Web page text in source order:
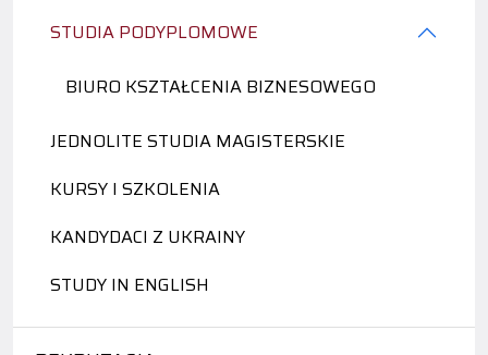
STUDIA PODYPLOMOWE
BIURO KSZTAŁCENIA BIZNESOWEGO
JEDNOLITE STUDIA MAGISTERSKIE
KURSY I SZKOLENIA
KANDYDACI Z UKRAINY
STUDY IN ENGLISH